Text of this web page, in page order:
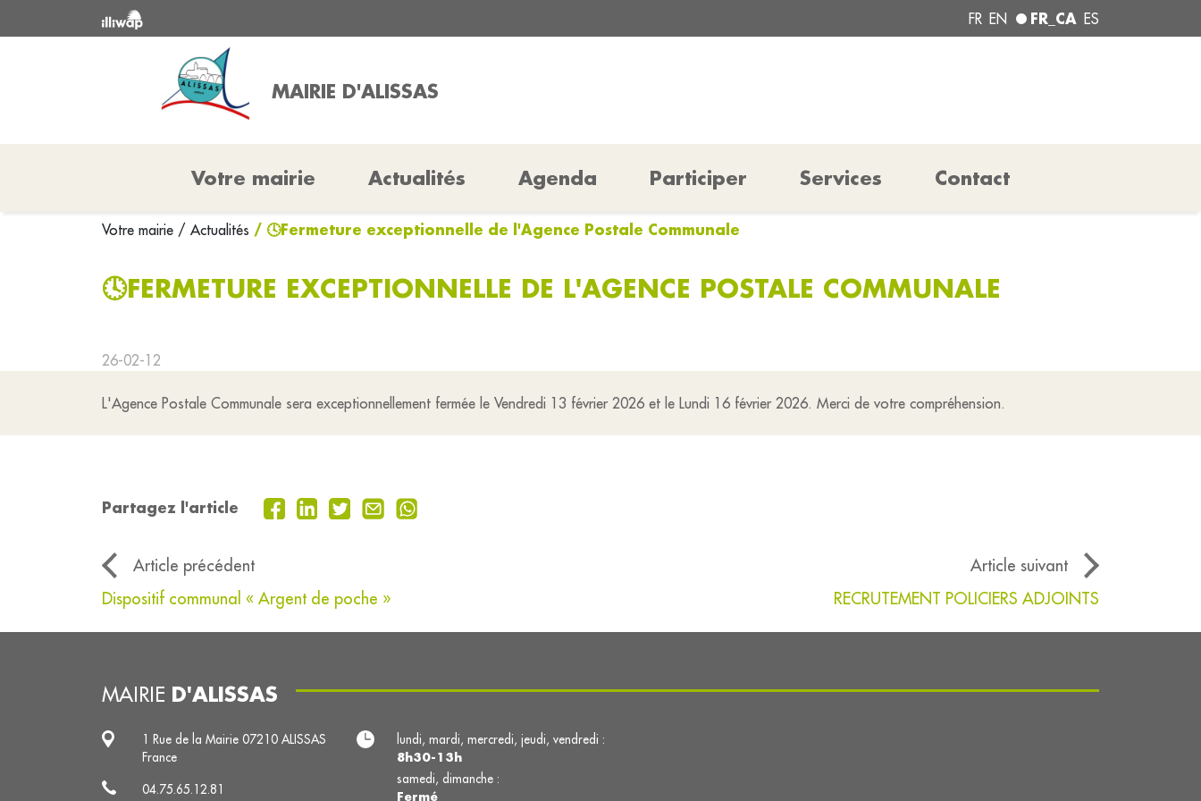
FR EN FR_CA ES
MAIRIE D'ALISSAS
Votre mairie Actualités Agenda Participer Services Contact
Votre mairie / Actualités / 🕓Fermeture exceptionnelle de l'Agence Postale Communale
🕓FERMETURE EXCEPTIONNELLE DE L'AGENCE POSTALE COMMUNALE
26-02-12
L'Agence Postale Communale sera exceptionnellement fermée le Vendredi 13 février 2026 et le Lundi 16 février 2026. Merci de votre compréhension.
Partagez l'article
Article précédent
Article suivant
Dispositif communal « Argent de poche »
RECRUTEMENT POLICIERS ADJOINTS
MAIRIE D'ALISSAS
1 Rue de la Mairie 07210 ALISSAS
France
04.75.65.12.81
lundi, mardi, mercredi, jeudi, vendredi :
8h30-13h
samedi, dimanche :
Fermé